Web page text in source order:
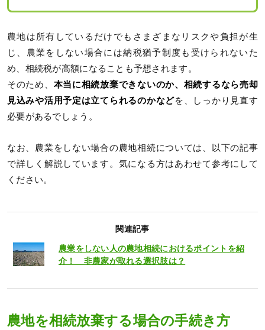
農地は所有しているだけでもさまざまなリスクや負担が生
じ、農業をしない場合には納税猶予制度も受けられないた
め、相続税が高額になることも予想されます。
そのため、 本当に相続放棄できないのか、相続するなら売却
見込みや活用予定は立てられるのかなどを、しっかり見直す
必要があるでしょう。
なお、農業をしない場合の農地相続については、以下の記事
で詳しく解説しています。気になる方はあわせて参考にして
ください。
関連記事
農業をしない人の農地相続におけるポイントを紹
介！ 非農家が取れる選択肢は？
農地を相続放棄する場合の手続き方